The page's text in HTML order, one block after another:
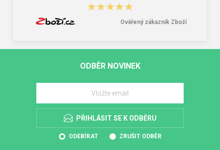
★★★★★
★★★★★
Ověřený zákazník Zboží
ODBĚR NOVINEK
PŘIHLÁSIT SE K ODBĚRU
ODEBÍRAT ZRUŠIT ODBĚR